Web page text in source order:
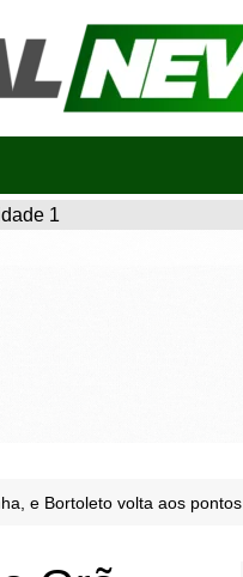
1
e Bortoleto volta aos pontos